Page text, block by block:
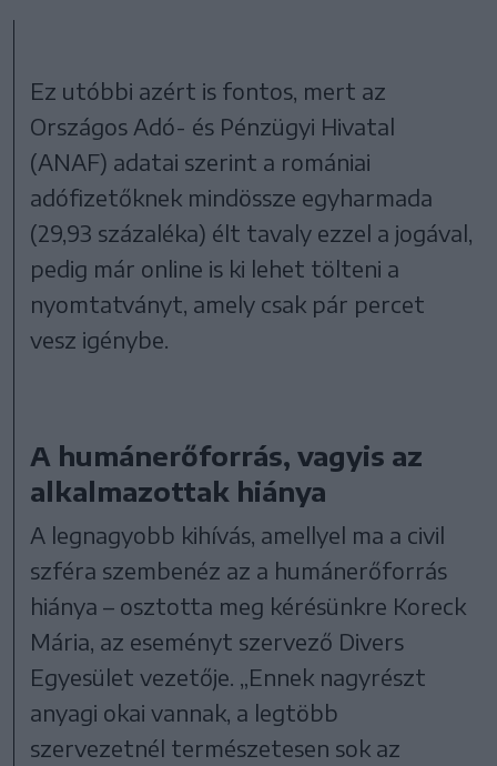
Ez utóbbi azért is fontos, mert az
Országos Adó- és Pénzügyi Hivatal
(ANAF) adatai szerint a romániai
adófizetőknek mindössze egyharmada
(29,93 százaléka) élt tavaly ezzel a jogával,
pedig már online is ki lehet tölteni a
nyomtatványt, amely csak pár percet
vesz igénybe.
A humánerőforrás, vagyis az
alkalmazottak hiánya
A legnagyobb kihívás, amellyel ma a civil
szféra szembenéz az a humánerőforrás
hiánya – osztotta meg kérésünkre Koreck
Mária, az eseményt szervező Divers
Egyesület vezetője. „Ennek nagyrészt
anyagi okai vannak, a legtöbb
szervezetnél természetesen sok az